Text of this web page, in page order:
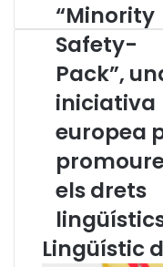
“
M
i
n
t
y
a
e
t
“Minority
Safety-
Pack”,
iniciativa
europea
els drets
Lingüístic